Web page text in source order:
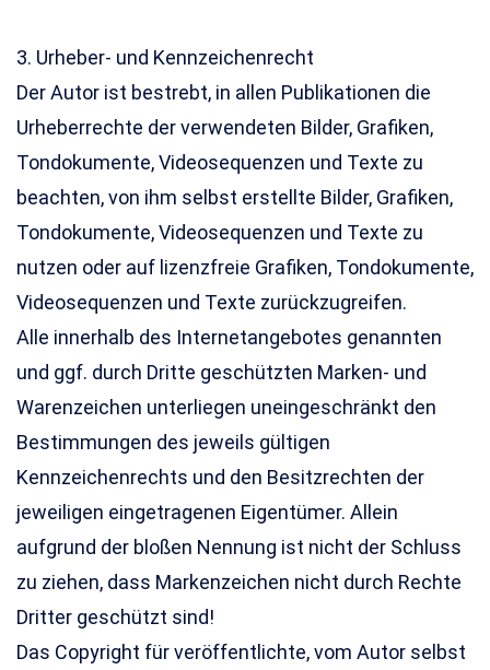
3. Urheber- und Kennzeichenrecht
Der Autor ist bestrebt, in allen Publikationen die
Urheberrechte der verwendeten Bilder, Grafiken,
Tondokumente, Videosequenzen und Texte zu
beachten, von ihm selbst erstellte Bilder, Grafiken,
Tondokumente, Videosequenzen und Texte zu
nutzen oder auf lizenzfreie Grafiken, Tondokumente,
Videosequenzen und Texte zurückzugreifen.
Alle innerhalb des Internetangebotes genannten
und ggf. durch Dritte geschützten Marken- und
Warenzeichen unterliegen uneingeschränkt den
Bestimmungen des jeweils gültigen
Kennzeichenrechts und den Besitzrechten der
jeweiligen eingetragenen Eigentümer. Allein
aufgrund der bloßen Nennung ist nicht der Schluss
zu ziehen, dass Markenzeichen nicht durch Rechte
Dritter geschützt sind!
Das Copyright für veröffentlichte, vom Autor selbst